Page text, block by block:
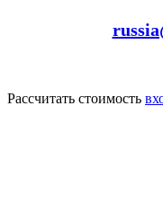
Рассчитать стоимость